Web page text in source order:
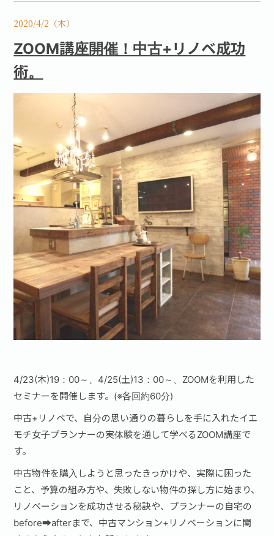
2020/4/2（木）
ZOOM講座開催！中古+リノベ成功
術。
4/23(木)19：00～、4/25(土)13：00～、ZOOMを利用した
セミナーを開催します。(※各回約60分)
中古+リノベで、自分の思い通りの暮らしを手に入れたイエ
モチ女子プランナーの実体験を通して学べるZOOM講座で
す。
中古物件を購入しようと思ったきっかけや、実際に困った
こと、予算の組み方や、失敗しない物件の探し方に始まり、
リノベーションを成功させる秘訣や、プランナーの自宅の
before➡afterまで、中古マンション+リノベーションに関